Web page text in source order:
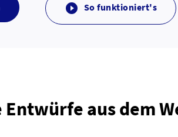
 So funktioniert's
aus dem